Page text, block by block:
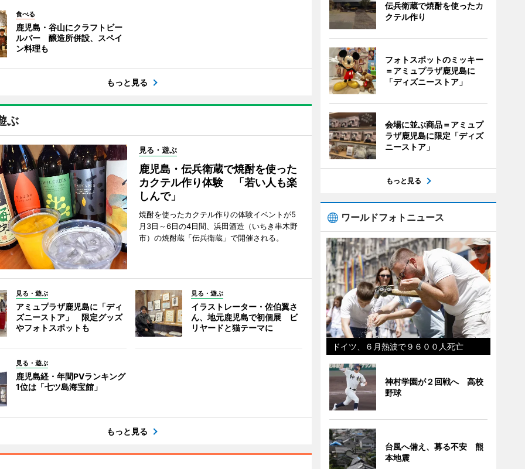
食べる
鹿児島・谷山にクラフトビー
ルバー 醸造所併設、スペイ
ン料理も
もっと見る
ぶ
見る・遊ぶ
鹿児島・伝兵衛蔵で焼酎を使った
カクテル作り体験 「若い人も楽
しんで」
焼酎を使ったカクテル作りの体験イベントが5
月3日～6日の4日間、浜田酒造（いちき串木野
市）の焼酎蔵「伝兵衛蔵」で開催される。
見る・遊ぶ
アミュプラザ鹿児島に「ディ
ズニーストア」 限定グッズ
やフォトスポットも
見る・遊ぶ
イラストレーター・佐伯翼さ
ん、地元鹿児島で初個展 ビ
リヤードと猫テーマに
見る・遊ぶ
鹿児島経・年間PVランキング
1位は「七ツ島海宝館」
もっと見る
伝兵衛蔵で焼酎を使ったカ
クテル作り
フォトスポットのミッキー
＝アミュプラザ鹿児島に
「ディズニーストア」
会場に並ぶ商品＝アミュプ
ラザ鹿児島に限定「ディズ
ニーストア」
もっと見る
ワールドフォトニュース
ドイツ、６月熱波で９６００人死亡
神村学園が２回戦へ 高校
野球
台風へ備え、募る不安 熊
本地震